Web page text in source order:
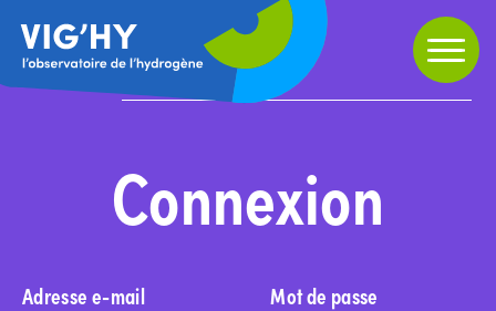
Home»Connexion
Partager
Connexion
Adresse e-mail Mot de passe